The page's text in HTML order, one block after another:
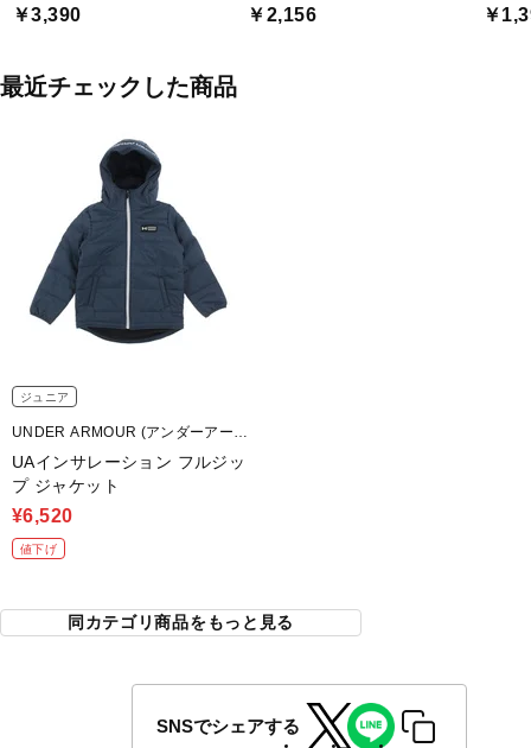
￥3,390 ￥2,156 ￥
最近チェックした商品
ジュニア
UNDER ARMOUR (アンダーアーマ
ー)
UAインサレーション フルジッ
プ ジャケット
¥6,520
値下げ
同カテゴリ商品をもっと見る
SNSでシェアする